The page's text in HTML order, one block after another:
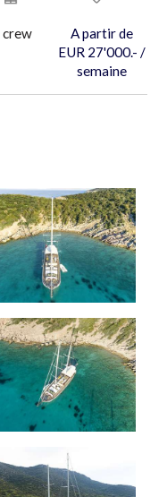
crew
A partir de
EUR 27'000.- /
semaine